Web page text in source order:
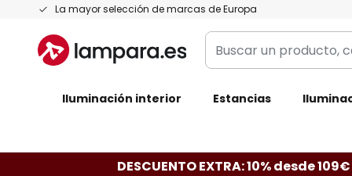
La mayor selección de marcas de Europa
Ir
contenido
Buscar
un
categoría,
Iluminación interior Estancias
DESCUENTO EXTRA: 10% desde